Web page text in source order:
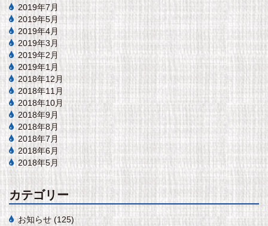
2019年7月
2019年5月
2019年4月
2019年3月
2019年2月
2019年1月
2018年12月
2018年11月
2018年10月
2018年9月
2018年8月
2018年7月
2018年6月
2018年5月
カテゴリー
お知らせ(125)